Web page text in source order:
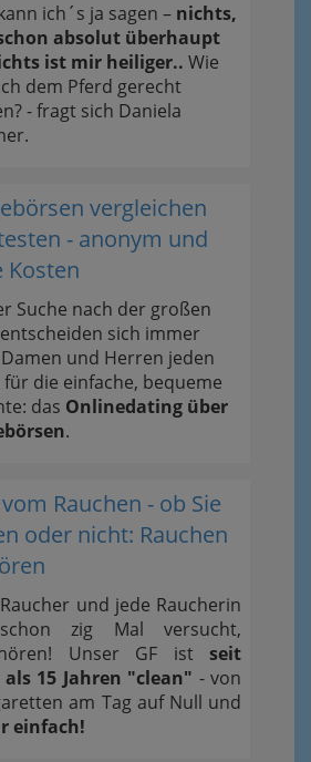
ich´s ja sagen – nichts,
absolut überhaupt
ist mir heiliger.. Wie
dem Pferd gerecht
- fragt sich Daniela
vergleichen
- anonym und
Kosten
Suche nach der großen
sich immer
und Herren jeden
die einfache, bequeme
das Onlinedating über
.
Rauchen - ob Sie
oder nicht: Rauchen
und jede Raucherin
zig Mal versucht,
Unser GF ist seit
15 Jahren "clean" - von
am Tag auf Null und
einfach!